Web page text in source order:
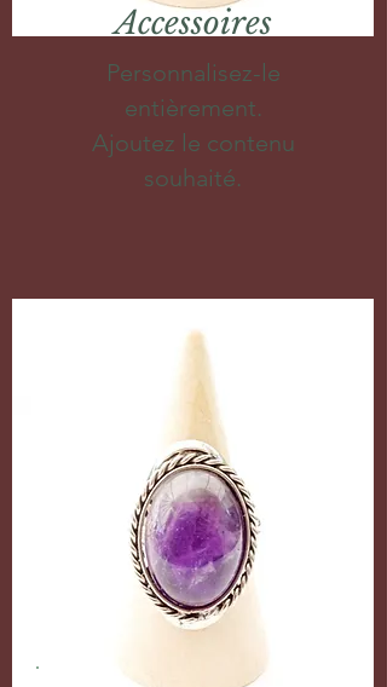
Accessoires
Personnalisez-le
entièrement.
Ajoutez le contenu
souhaité.